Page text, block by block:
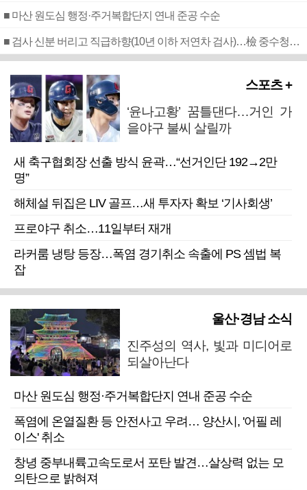
■ 마산 원도심 행정·주거복합단지 연내 준공 수순
■ 검사 신분 버리고 직급하향(10년 이하 저연차 검사)…檢 중수청행 기피
스포츠 +
‘윤나고황’ 꿈틀댄다…거인 가
을야구 불씨 살릴까
새 축구협회장 선출 방식 윤곽…“선거인단 192→2만
명”
해체설 뒤집은 LIV 골프…새 투자자 확보 ‘기사회생’
프로야구 취소…11일부터 재개
라커룸 냉탕 등장…폭염 경기취소 속출에 PS 셈법 복
잡
울산·경남 소식
진주성의 역사, 빛과 미디어로
되살아난다
마산 원도심 행정·주거복합단지 연내 준공 수순
폭염에 온열질환 등 안전사고 우려… 양산시, '어필 레
이스' 취소
창녕 중부내륙고속도로서 포탄 발견…살상력 없는 모
의탄으로 밝혀져